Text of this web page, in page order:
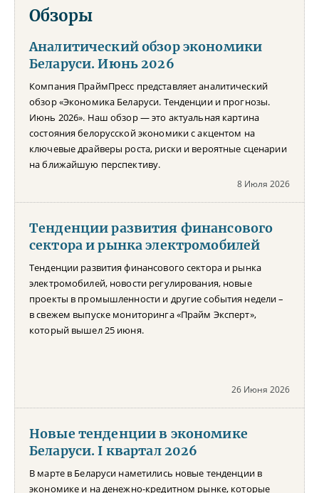
Обзоры
Аналитический обзор экономики
Беларуси. Июнь 2026
Компания ПраймПресс представляет аналитический
обзор «Экономика Беларуси. Тенденции и прогнозы.
Июнь 2026». Наш обзор — это актуальная картина
состояния белорусской экономики с акцентом на
ключевые драйверы роста, риски и вероятные сценарии
на ближайшую перспективу.
8 Июля 2026
Тенденции развития финансового
сектора и рынка электромобилей
Тенденции развития финансового сектора и рынка
электромобилей, новости регулирования, новые
проекты в промышленности и другие события недели –
в свежем выпуске мониторинга «Прайм Эксперт»,
который вышел 25 июня.
26 Июня 2026
Новые тенденции в экономике
Беларуси. I квартал 2026
В марте в Беларуси наметились новые тенденции в
экономике и на денежно-кредитном рынке, которые